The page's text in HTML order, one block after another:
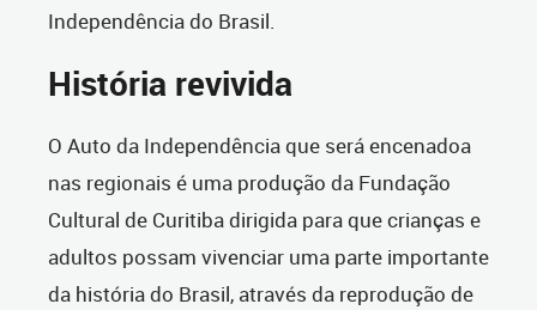
Independência do Brasil.
História revivida
O Auto da Independência que será encenadoa
nas regionais é uma produção da Fundação
Cultural de Curitiba dirigida para que crianças e
adultos possam vivenciar uma parte importante
da história do Brasil, através da reprodução de